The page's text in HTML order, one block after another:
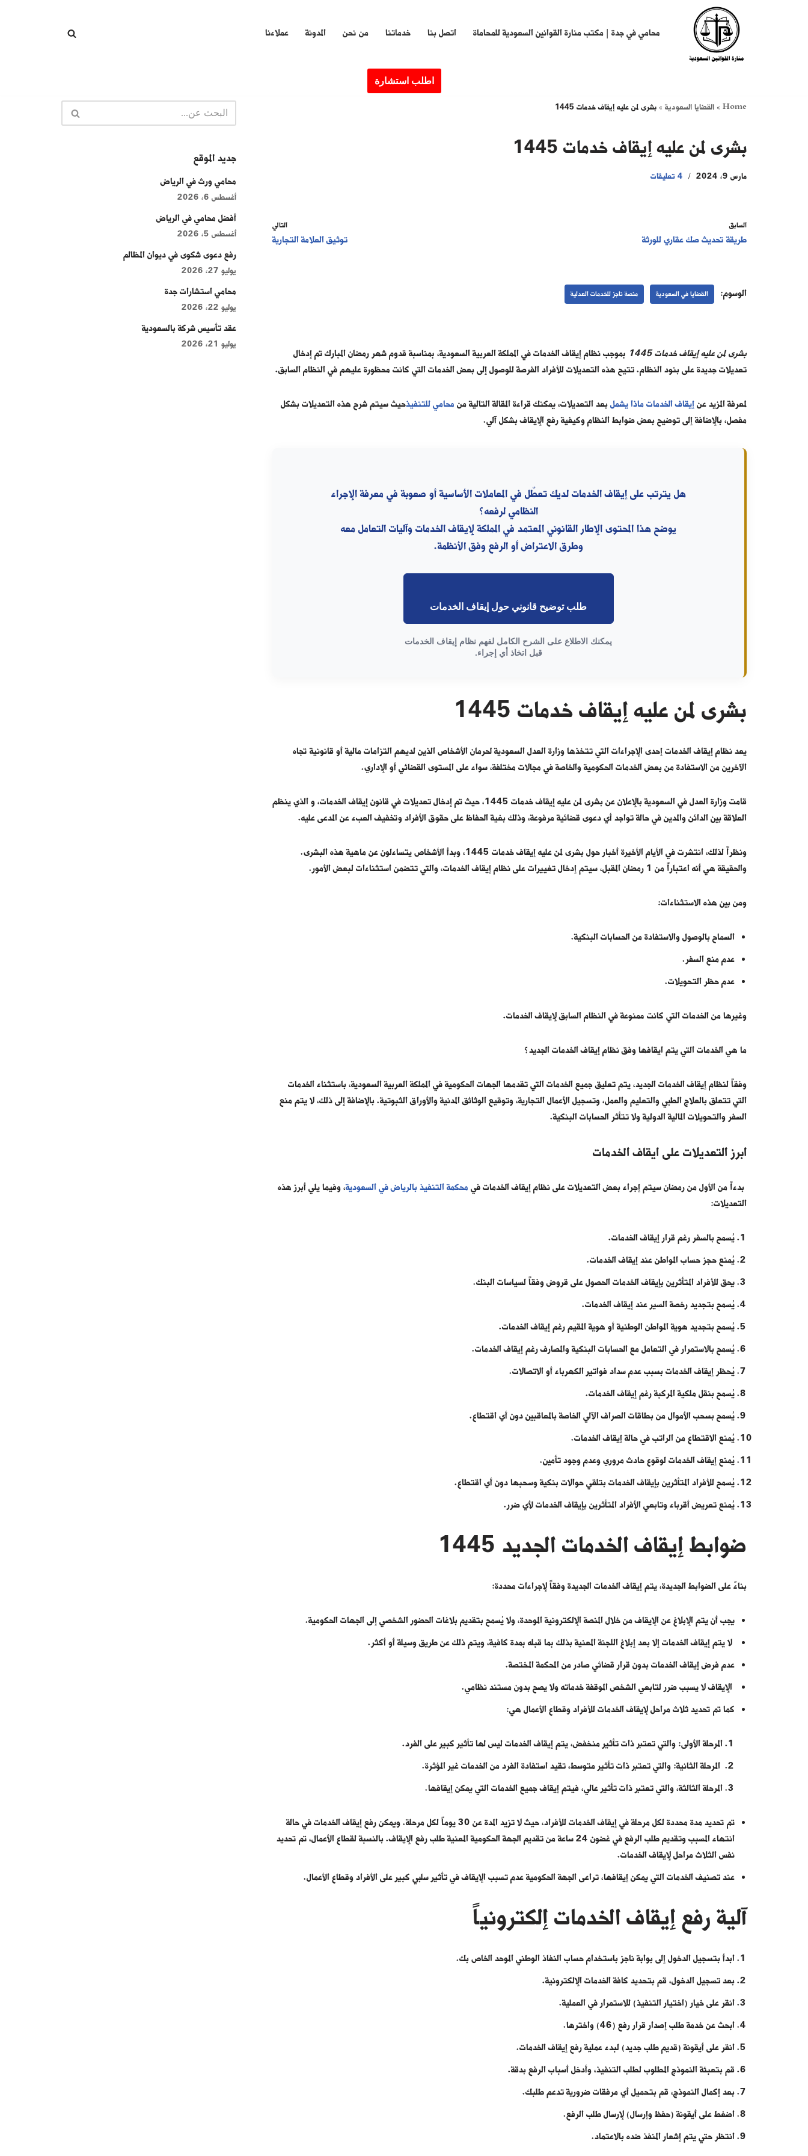
محامي في جدة | مكتب منارة القوانين السعودية للمحاماة اتصل بنا خدماتنا من نحن المدونة عملاءنا
اطلب استشارة
Home
»القضايا السعودية »بشرى لمن عليه إيقاف خدمات 1445
بشرى لمن عليه إيقاف خدمات 1445
مارس 9, 2024 4 تعليقات
السابق
طريقة تحديث صك عقاري للورثة
التالي
توثيق العلامة التجارية
الوسوم: القضايا في السعودية منصة ناجز للخدمات العدلية
بشرى لمن عليه إيقاف خدمات 1445
بموجب نظام إيقاف الخدمات في المملكة العربية السعودية، بمناسبة قدوم شهر رمضان المبارك تم إدخال
تعديلات جديدة على بنود النظام. تتيح هذه التعديلات للأفراد الفرصة للوصول إلى بعض الخدمات التي كانت محظورة عليهم في النظام السابق.
لمعرفة المزيد عنإيقاف الخدمات ماذا يشملبعد التعديلات، يمكنك قراءة المقالة التالية من محامي للتنفيذحيث سيتم شرح هذه التعديلات بشكل
مفصل، بالإضافة إلى توضيح بعض ضوابط النظام وكيفية رفع الإيقاف بشكل آلي.
هل يترتب على إيقاف الخدمات لديك تعطّل في المعاملات الأساسية أو صعوبة في معرفة الإجراء
النظامي لرفعه؟
يوضح هذا المحتوى الإطار القانوني المعتمد في المملكة لإيقاف الخدمات وآليات التعامل معه
وطرق الاعتراض أو الرفع وفق الأنظمة.
طلب توضيح قانوني حول إيقاف الخدمات
يمكنك الاطلاع على الشرح الكامل لفهم نظام إيقاف الخدمات
قبل اتخاذ أي إجراء.
بشرى لمن عليه إيقاف خدمات 1445
يعد نظام إيقاف الخدمات إحدى الإجراءات التي تتخذها وزارة العدل السعودية لحرمان الأشخاص الذين لديهم التزامات مالية أو قانونية تجاه
الآخرين من الاستفادة من بعض الخدمات الحكومية والخاصة في مجالات مختلفة، سواء على المستوى القضائي أو الإداري.
قامت وزارة العدل في السعودية بالإعلان عن بشرى لمن عليه إيقاف خدمات 1445، حيث تم إدخال تعديلات في قانون إيقاف الخدمات، و الذي ينظم
العلاقة بين الدائن والمدين في حالة تواجد أي دعوى قضائية مرفوعة، وذلك بغية الحفاظ على حقوق الأفراد وتخفيف العبء عن المدعى عليه.
ونظراً لذلك، انتشرت في الأيام الأخيرة أخبار حول بشرى لمن عليه إيقاف خدمات 1445، وبدأ الأشخاص يتساءلون عن ماهية هذه البشرى.
والحقيقة هي أنه اعتباراً من 1 رمضان المقبل، سيتم إدخال تغييرات على نظام إيقاف الخدمات، والتي تتضمن استثناءات لبعض الأمور.
ومن بين هذه الاستثناءات:
السماح بالوصول والاستفادة من الحسابات البنكية.
عدم منع السفر.
عدم حظر التحويلات.
وغيرها من الخدمات التي كانت ممنوعة في النظام السابق لإيقاف الخدمات.
ما هي الخدمات التي يتم ايقافها وفق نظام إيقاف الخدمات الجديد؟
وفقاً لنظام إيقاف الخدمات الجديد، يتم تعليق جميع الخدمات التي تقدمها الجهات الحكومية في المملكة العربية السعودية، باستثناء الخدمات
التي تتعلق بالعلاج الطبي والتعليم والعمل، وتسجيل الأعمال التجارية، وتوقيع الوثائق المدنية والأوراق الثبوتية. بالإضافة إلى ذلك، لا يتم منع
السفر والتحويلات المالية الدولية ولا تتأثر الحسابات البنكية.
ابرز التعديلات على ايقاف الخدمات
بدءاً من الأول من رمضان سيتم إجراء بعض التعديلات على نظام إيقاف الخدمات في محكمة التنفيذ بالرياض في السعودية، وفيما يلي أبرز هذه
التعديلات:
يُسمح بالسفر رغم قرار إيقاف الخدمات.
يُمنع حجز حساب المواطن عند إيقاف الخدمات.
يحق للأفراد المتأثرين بإيقاف الخدمات الحصول على قروض وفقاً لسياسات البنك.
يُسمح بتجديد رخصة السير عند إيقاف الخدمات.
يُسمح بتجديد هوية المواطن الوطنية أو هوية المقيم رغم إيقاف الخدمات.
يُسمح بالاستمرار في التعامل مع الحسابات البنكية والمصارف رغم إيقاف الخدمات.
يُحظر إيقاف الخدمات بسبب عدم سداد فواتير الكهرباء أو الاتصالات.
يُسمح بنقل ملكية المركبة رغم إيقاف الخدمات.
يُسمح بسحب الأموال من بطاقات الصراف الآلي الخاصة بالمعاقبين دون أي اقتطاع.
يُمنع الاقتطاع من الراتب في حالة إيقاف الخدمات.
يُمنع إيقاف الخدمات لوقوع حادث مروري وعدم وجود تأمين.
يُسمح للأفراد المتأثرين بإيقاف الخدمات بتلقي حوالات بنكية وسحبها دون أي اقتطاع.
يُمنع تعريض أقرباء وتابعي الأفراد المتأثرين بإيقاف الخدمات لأي ضرر.
ضوابط إيقاف الخدمات الجديد 1445
بناءً على الضوابط الجديدة، يتم إيقاف الخدمات الجديدة وفقاً لإجراءات محددة:
يجب أن يتم الإبلاغ عن الإيقاف من خلال المنصة الإلكترونية الموحدة، ولا يُسمح بتقديم بلاغات الحضور الشخصي إلى الجهات الحكومية.
لا يتم إيقاف الخدمات إلا بعد إبلاغ اللجنة المعنية بذلك بما قبله بمدة كافية، ويتم ذلك عن طريق وسيلة أو أكثر.
عدم فرض إيقاف الخدمات بدون قرار قضائي صادر من المحكمة المختصة.
الإيقاف لا يسبب ضرر لتابعي الشخص الموقفة خدماته ولا يصح بدون مستند نظامي.
كما تم تحديد ثلاث مراحل لإيقاف الخدمات للأفراد وقطاع الأعمال هي:
المرحلة الأولى: والتي تعتبر ذات تأثير منخفض، يتم إيقاف الخدمات ليس لها تأثير كبير على الفرد.
المرحلة الثانية: والتي تعتبر ذات تأثير متوسط، تقيد استفادة الفرد من الخدمات غير المؤثرة.
المرحلة الثالثة، والتي تعتبر ذات تأثير عالي، فيتم إيقاف جميع الخدمات التي يمكن إيقافها.
تم تحديد مدة محددة لكل مرحلة في إيقاف الخدمات للأفراد، حيث لا تزيد المدة عن 30 يوماً لكل مرحلة. ويمكن رفع إيقاف الخدمات في حالة
انتهاء المسبب وتقديم طلب الرفع في غضون 24 ساعة من تقديم الجهة الحكومية المعنية طلب رفع الإيقاف. بالنسبة لقطاع الأعمال، تم تحديد
نفس الثلاث مراحل لإيقاف الخدمات.
عند تصنيف الخدمات التي يمكن إيقافها، تراعى الجهة الحكومية عدم تسبب الإيقاف في تأثير سلبي كبير على الأفراد وقطاع الأعمال.
آلية رفع إيقاف الخدمات إلكترونياً
ابدأ بتسجيل الدخول إلى بوابة ناجز باستخدام حساب النفاذ الوطني الموحد الخاص بك.
بعد تسجيل الدخول، قم بتحديد كافة الخدمات الإلكترونية.
انقر على خيار (اختيار التنفيذ) للاستمرار في العملية.
ابحث عن خدمة طلب إصدار قرار رفع (46) واخترها.
انقر على أيقونة (قديم طلب جديد) لبدء عملية رفع إيقاف الخدمات.
قم بتعبئة النموذج المطلوب لطلب التنفيذ، وأدخل أسباب الرفع بدقة.
بعد إكمال النموذج، قم بتحميل أي مرفقات ضرورية تدعم طلبك.
اضغط على أيقونة (حفظ وإرسال) لإرسال طلب الرفع.
انتظر حتي يتم إشعار المنفذ ضده بالاعتماد.
جديد الموقع
محامي ورث في الرياض
أغسطس 6, 2026
أفضل محامي في الرياض
أغسطس 5, 2026
رفع دعوى شكوى في ديوان المظالم
يوليو 27, 2026
محامي استشارات جدة
يوليو 22, 2026
عقد تأسيس شركة بالسعودية
يوليو 21, 2026